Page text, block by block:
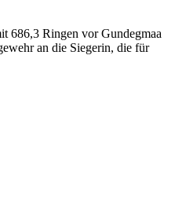
686,3 Ringen vor Gundegmaa
an die Siegerin, die für